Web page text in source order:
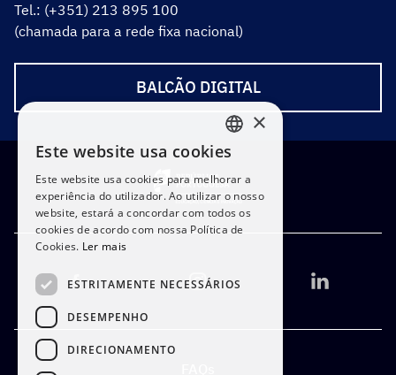
Tel.: (+351) 213 895 100
(chamada para a rede fixa nacional)
BALCÃO DIGITAL
PORTUGUESE
ENGLISH
×
Este website usa cookies
Este website usa cookies para melhorar a
experiência do utilizador. Ao utilizar o nosso
website, estará a concordar com todos os
cookies de acordo com nossa Política de
Cookies. Ler mais
ESTRITAMENTE NECESSÁRIOS
DESEMPENHO
DIRECIONAMENTO